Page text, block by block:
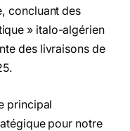
concluant des
» italo-algérien
des livraisons de
principal
pour notre